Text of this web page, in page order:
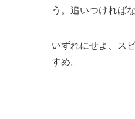
う。追いつければ
いずれにせよ、ス
すめ。